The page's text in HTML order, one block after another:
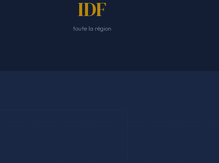
IDF
toute la région